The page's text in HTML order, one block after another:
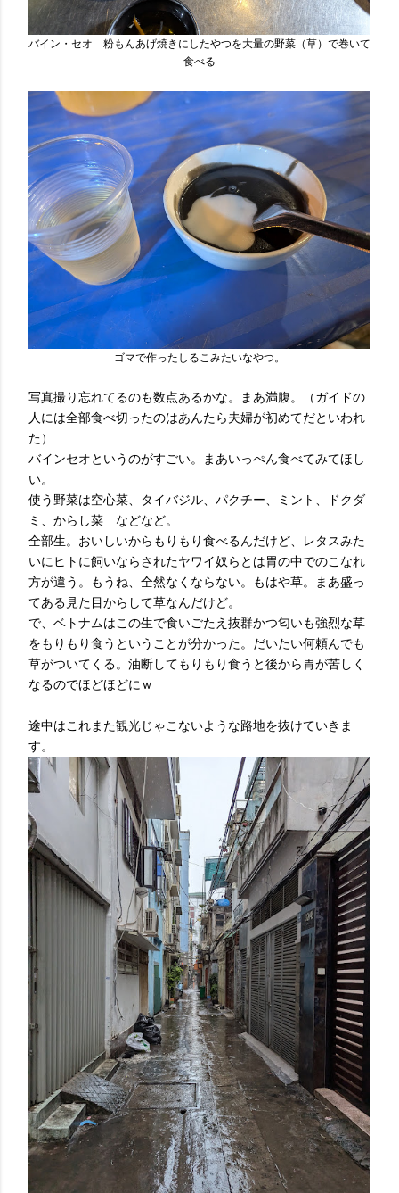
バイン・セオ 粉もんあげ焼きにしたやつを大量の野菜（草）で巻いて
食べる
ゴマで作ったしるこみたいなやつ。
写真撮り忘れてるのも数点あるかな。まあ満腹。（ガイドの
人には全部食べ切ったのはあんたら夫婦が初めてだといわれ
た）
バインセオというのがすごい。まあいっぺん食べてみてほし
い。
使う野菜は空心菜、タイバジル、パクチー、ミント、ドクダ
ミ、からし菜 などなど。
全部生。おいしいからもりもり食べるんだけど、レタスみた
いにヒトに飼いならされたヤワイ奴らとは胃の中でのこなれ
方が違う。もうね、全然なくならない。もはや草。まあ盛っ
てある見た目からして草なんだけど。
で、ベトナムはこの生で食いごたえ抜群かつ匂いも強烈な草
をもりもり食うということが分かった。だいたい何頼んでも
草がついてくる。油断してもりもり食うと後から胃が苦しく
なるのでほどほどにｗ
途中はこれまた観光じゃこないような路地を抜けていきま
す。